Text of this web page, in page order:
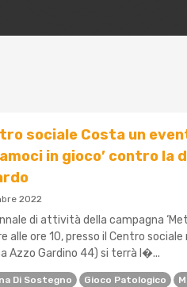
sociale Costa un
in gioco’ contro la
2022
di attività della campagna
alle ore 10, presso il Centro
Azzo Gardino 44) si terrà l�...
Di Sostegno Gioco Patologico